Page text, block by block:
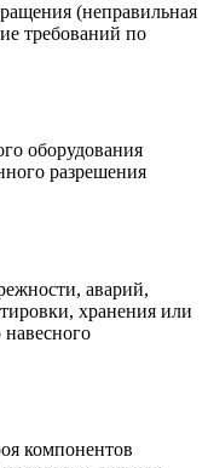
(неправильная
требований по
оборудования
разрешения
аварий,
хранения или
компонентов